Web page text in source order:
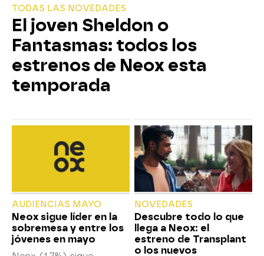
TODAS LAS NOVEDADES
El joven Sheldon o
Fantasmas: todos los
estrenos de Neox esta
temporada
AUDIENCIAS MAYO
Neox sigue líder en la
sobremesa y entre los
jóvenes en mayo
NOVEDADES
Descubre todo lo que
llega a Neox: el
estreno de Transplant
o los nuevos